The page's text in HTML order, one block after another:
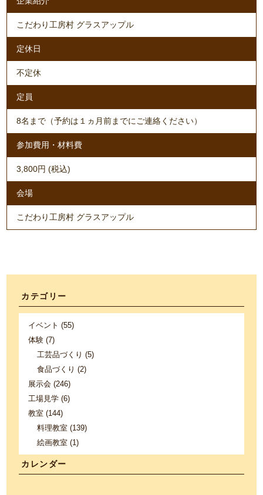
こだわり工房村 グラスアップル
定休日
不定休
定員
8名まで（予約は１ヵ月前までにご連絡ください）
参加費用・材料費
3,800円 (税込)
会場
こだわり工房村 グラスアップル
カテゴリー
イベント (55)
体験 (7)
工芸品づくり (5)
食品づくり (2)
展示会 (246)
工場見学 (6)
教室 (144)
料理教室 (139)
絵画教室 (1)
カレンダー